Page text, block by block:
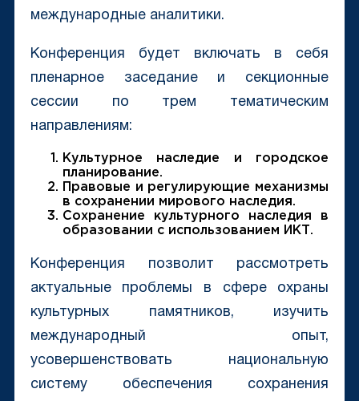
международные аналитики.
Конференция будет включать в себя
пленарное заседание и секционные
сессии по трем тематическим
направлениям:
Культурное наследие и городское
планирование.
Правовые и регулирующие механизмы
в сохранении мирового наследия.
Сохранение культурного наследия в
образовании с использованием ИКТ.
Конференция позволит рассмотреть
актуальные проблемы в сфере охраны
культурных памятников, изучить
международный опыт,
усовершенствовать национальную
систему обеспечения сохранения